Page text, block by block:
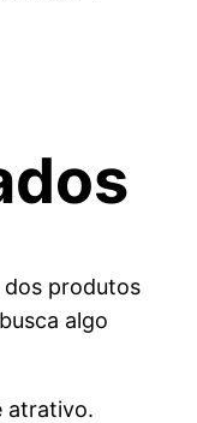
dos produtos
algo
atrativo.